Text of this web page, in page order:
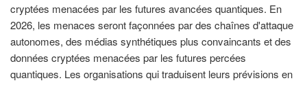
cryptées menacées par les futures avancées quantiques. En
2026, les menaces seront façonnées par des chaînes d'attaque
autonomes, des médias synthétiques plus convaincants et des
données cryptées menacées par les futures percées
quantiques. Les organisations qui traduisent leurs prévisions en